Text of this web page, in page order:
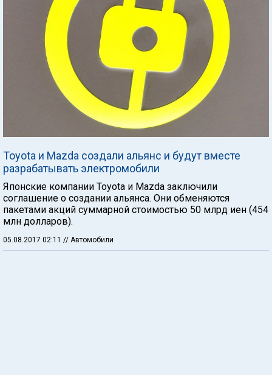
Toyota и Mazda создали альянс и будут вместе
разрабатывать электромобили
Японские компании Toyota и Mazda заключили
соглашение о создании альянса. Они обменяются
пакетами акций суммарной стоимостью 50 млрд иен (454
млн долларов).
05.08.2017 02:11 // Автомобили